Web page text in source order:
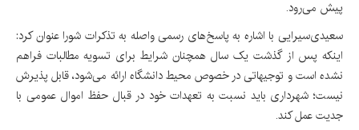
پیش می‌رود.
سعیدی‌سیرایی با اشاره به پاسخ‌های رسمی واصله به تذکرات شورا عنوان کرد:
اینکه پس از گذشت یک سال همچنان شرایط برای تسویه مطالبات فراهم
نشده است و توجیهاتی در خصوص محیط دانشگاه ارائه می‌شود، قابل پذیرش
نیست؛ شهرداری باید نسبت به تعهدات خود در قبال حفظ اموال عمومی با
جدیت عمل کند.